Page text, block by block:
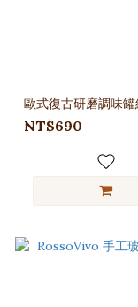
歐式復古研磨調味罐
NT$690